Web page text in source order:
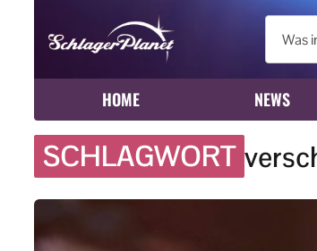
HOME NEWS
SCHLAGWORT